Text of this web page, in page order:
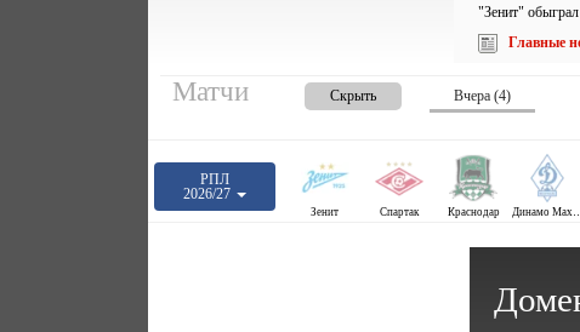
"Зенит"
Главные
Матчи Скрыть Вчера (4)
РПЛ
2026/27
Зенит Спартак Краснодар Динамо